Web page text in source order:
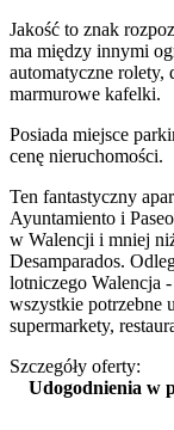
Jakość to znak
ma między innymi
automatyczne rolety,
marmurowe kafelki.
Posiada miejsce
cenę nieruchomości.
Ten fantastyczny
Ayuntamiento i
w Walencji i mniej
Desamparados.
lotniczego Walencja
wszystkie potrzebne
supermarkety,
Szczegóły oferty:
Udogodnienia w